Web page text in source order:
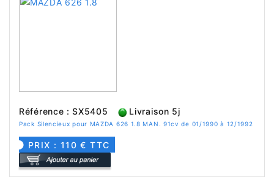
Référence : SX5405 Livraison 5j
Pack Silencieux pour MAZDA 626 1.8 MAN. 91cv de 01/1990 à 12/1992
PRIX : 110 € TTC